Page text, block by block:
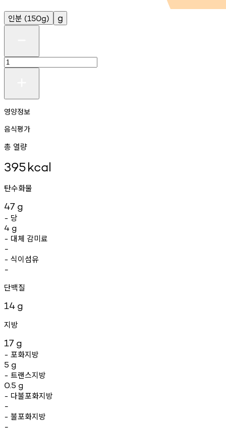
인분 (150g) g
영양정보
음식평가
총 열량
395kcal
탄수화물
47 g
- 당
4 g
- 대체 감미료
-
- 식이섬유
-
단백질
14 g
지방
17 g
- 포화지방
5 g
- 트랜스지방
0.5 g
- 다불포화지방
-
- 불포화지방
-